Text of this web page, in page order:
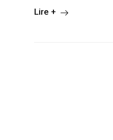
Lire +